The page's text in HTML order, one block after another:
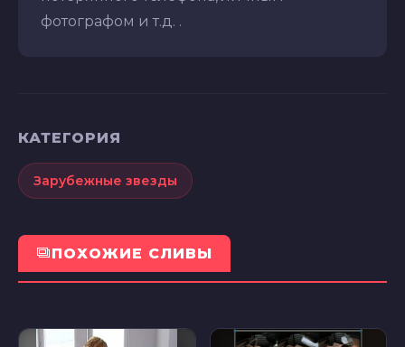
фотографом и т.д. .
КАТЕГОРИЯ
Зарубежные звезды
ПОХОЖИЕ СЛИВЫ